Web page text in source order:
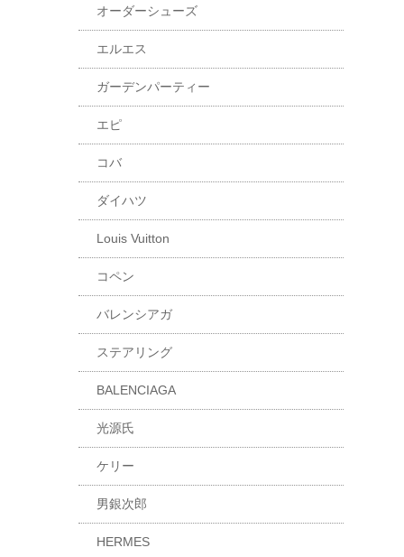
オーダーシューズ
エルエス
ガーデンパーティー
エピ
コバ
ダイハツ
Louis Vuitton
コペン
バレンシアガ
ステアリング
BALENCIAGA
光源氏
ケリー
男銀次郎
HERMES